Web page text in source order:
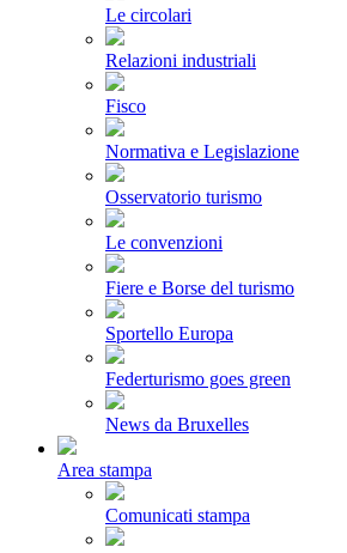
Le circolari
Relazioni industriali
Fisco
Normativa e Legislazione
Osservatorio turismo
Le convenzioni
Fiere e Borse del turismo
Sportello Europa
Federturismo goes green
News da Bruxelles
Area stampa
Comunicati stampa